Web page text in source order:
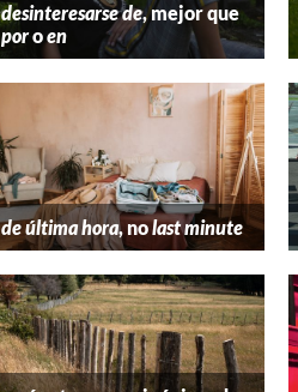
desinteresarse de, mejor que
poroen
de última hora, nolast minute